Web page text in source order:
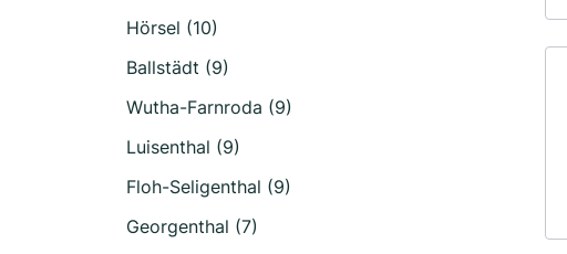
Hörsel (10)
Ballstädt (9)
Wutha-Farnroda (9)
Luisenthal (9)
Floh-Seligenthal (9)
Georgenthal (7)